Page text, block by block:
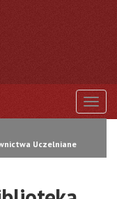
Uczelniane